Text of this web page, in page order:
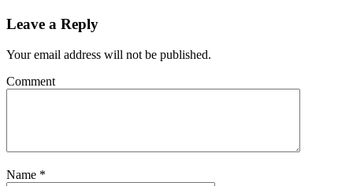
Leave a Reply
Your email address will not be published.
Comment
Name *